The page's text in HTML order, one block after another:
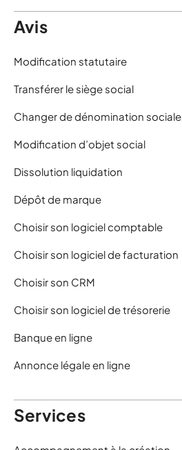
Avis
Modification statutaire
Transférer le siège social
Changer de dénomination sociale
Modification d’objet social
Dissolution liquidation
Dépôt de marque
Choisir son logiciel comptable
Choisir son logiciel de facturation
Choisir son CRM
Choisir son logiciel de trésorerie
Banque en ligne
Annonce légale en ligne
Services